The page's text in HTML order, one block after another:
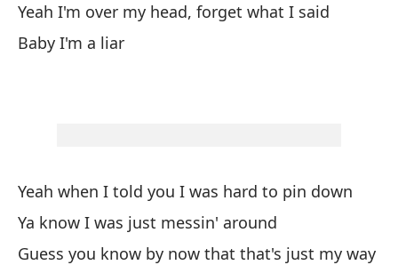
Yeah I'm over my head, forget what I said
Baby I'm a liar
Yeah when I told you I was hard to pin down
Ya know I was just messin' around
Guess you know by now that that's just my way